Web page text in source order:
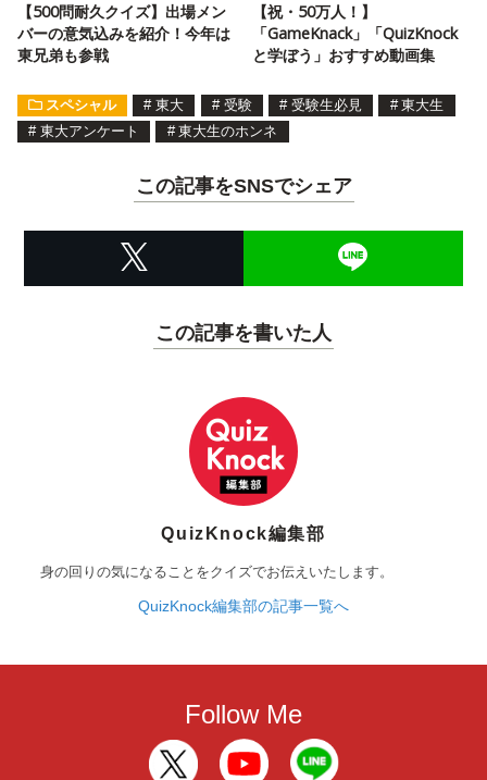
【500問耐久クイズ】出場メン
バーの意気込みを紹介！今年は
東兄弟も参戦
【祝・50万人！】
「GameKnack」「QuizKnock
と学ぼう」おすすめ動画集
スペシャル # 東大 # 受験 # 受験生必見 # 東大生
# 東大アンケート # 東大生のホンネ
この記事をSNSでシェア
この記事を書いた人
QuizKnock編集部
身の回りの気になることをクイズでお伝えいたします。
QuizKnock編集部の記事一覧へ
Follow Me